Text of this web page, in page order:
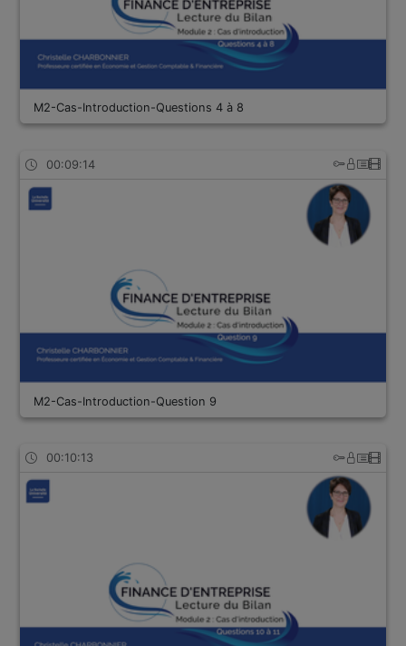
M2-Cas-Introduction-Questions 4 à 8
00:09:14
M2-Cas-Introduction-Question 9
00:10:13